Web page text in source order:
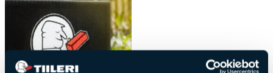
Tiilet ja tiililaatat
Julkisivutiilet
Tiililaatat